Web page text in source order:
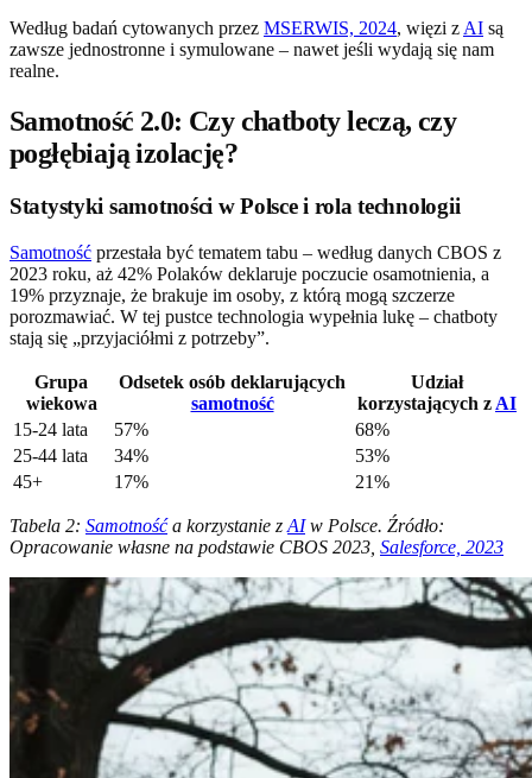
Według badań cytowanych przez MSERWIS, 2024, więzi z AI są
zawsze jednostronne i symulowane – nawet jeśli wydają się nam
realne.
Samotność 2.0: Czy chatboty leczą, czy
pogłębiają izolację?
Statystyki samotności w Polsce i rola technologii
Samotność przestała być tematem tabu – według danych CBOS z
2023 roku, aż 42% Polaków deklaruje poczucie osamotnienia, a
19% przyznaje, że brakuje im osoby, z którą mogą szczerze
porozmawiać. W tej pustce technologia wypełnia lukę – chatboty
stają się „przyjaciółmi z potrzeby”.
Grupa
wiekowa
Odsetek osób deklarujących
samotność
Udział
korzystających z AI
15-24 lata
57%
68%
25-44 lata
34%
53%
45+
17% 21%
Tabela 2: Samotnośća korzystanie z AIw Polsce. Źródło:
Opracowanie własne na podstawie CBOS 2023, Salesforce, 2023